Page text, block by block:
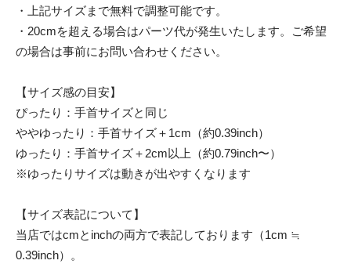
・上記サイズまで無料で調整可能です。
・20cmを超える場合はパーツ代が発生いたします。ご希望
の場合は事前にお問い合わせください。
【サイズ感の目安】
ぴったり：手首サイズと同じ
ややゆったり：手首サイズ＋1cm（約0.39inch）
ゆったり：手首サイズ＋2cm以上（約0.79inch〜）
※ゆったりサイズは動きが出やすくなります
【サイズ表記について】
当店ではcmとinchの両方で表記しております（1cm ≒
0.39inch）。